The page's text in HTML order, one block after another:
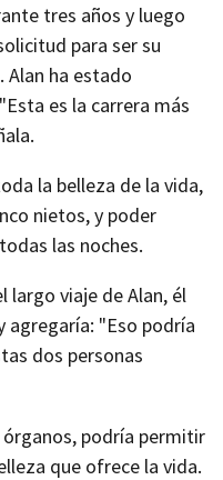
tres años y luego
para ser su
ha estado
es la carrera más
la belleza de la vida,
nietos, y poder
las noches.
largo viaje de Alan, él
agregaría: "Eso podría
dos personas
podría permitir
que ofrece la vida.